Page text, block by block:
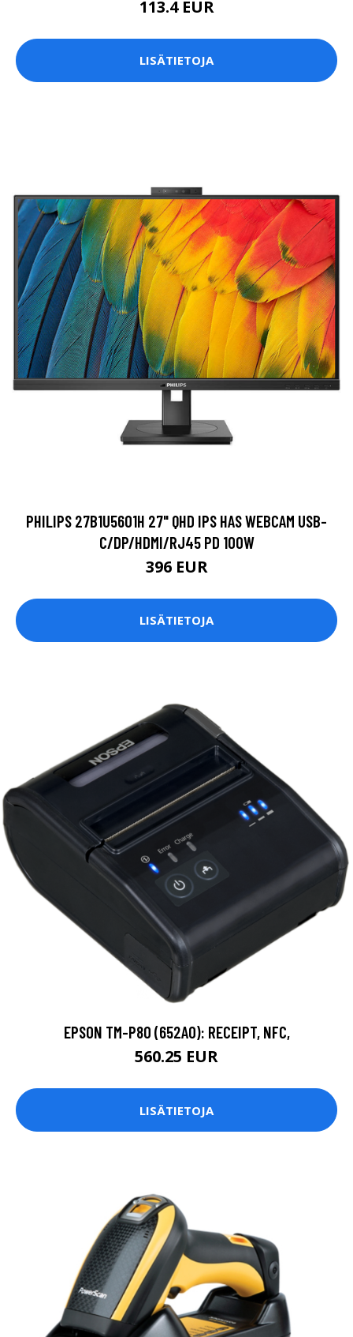
113.4 EUR
LISÄTIETOJA
PHILIPS 27B1U5601H 27" QHD IPS HAS WEBCAM USB-
C/DP/HDMI/RJ45 PD 100W
396 EUR
LISÄTIETOJA
EPSON TM-P80 (652A0): RECEIPT, NFC,
560.25 EUR
LISÄTIETOJA